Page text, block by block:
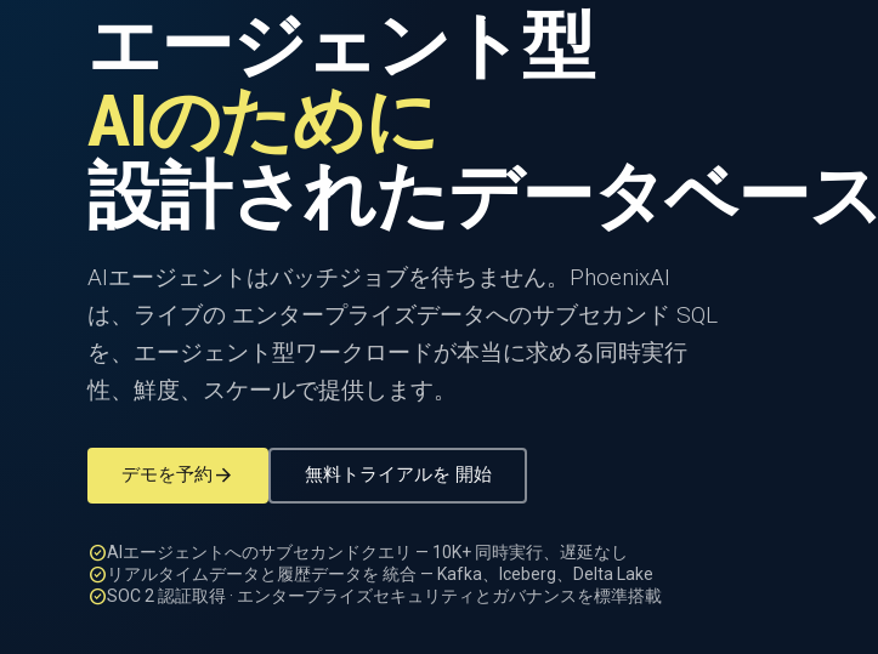
エージェント型
AIのために
設計されたデータベース
AIエージェントはバッチジョブを待ちません。PhoenixAI
は、ライブの エンタープライズデータへのサブセカンド SQL
を、エージェント型ワークロードが本当に求める同時実行
性、鮮度、スケールで提供します。
デモを予約 arrow_forward 無料トライアルを 開始
check_circleAIエージェントへのサブセカンドクエリ — 10K+ 同時実行、遅延なし
check_circle リアルタイムデータと履歴データを 統合 — Kafka、Iceberg、Delta Lake
check_circleSOC 2 認証取得 · エンタープライズセキュリティとガバナンスを標準搭載